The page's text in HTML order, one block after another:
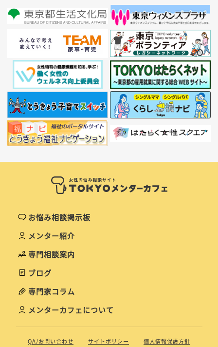
お悩み相談掲示板
メンター紹介
専門相談案内
ブログ
専門家コラム
メンターカフェについて
QA/お問い合わせ サイトポリシー 個人情報保護方針